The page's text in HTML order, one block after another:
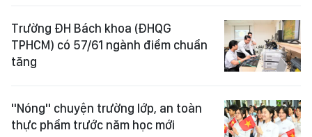
Trường ĐH Bách khoa (ĐHQG
TPHCM) có 57/61 ngành điểm chuẩn
tăng
"Nóng" chuyện trường lớp, an toàn
thực phẩm trước năm học mới